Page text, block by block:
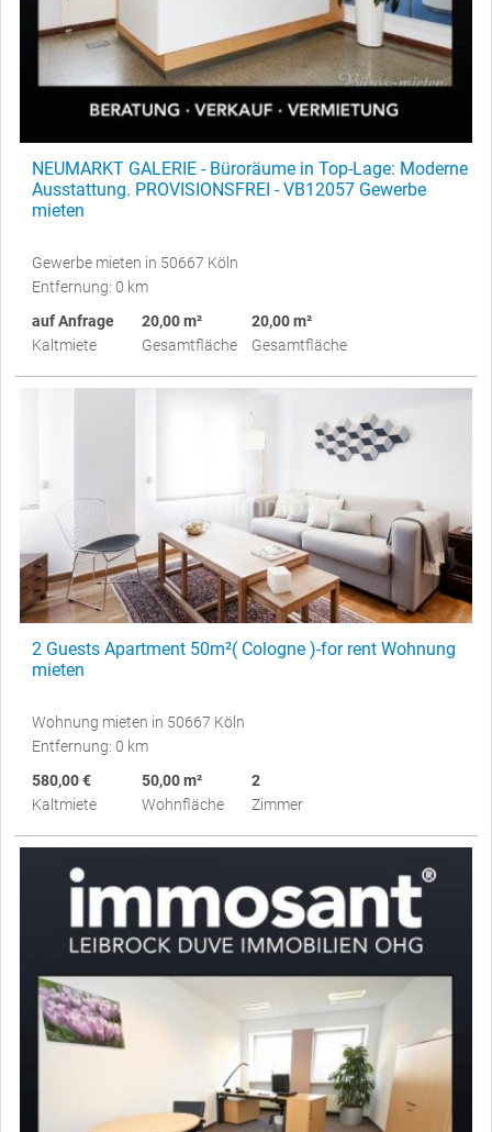
NEUMARKT GALERIE - Büroräume in Top-Lage: Moderne
Ausstattung. PROVISIONSFREI - VB12057 Gewerbe
mieten
Gewerbe mieten in 50667 Köln
Entfernung: 0 km
auf Anfrage
Kaltmiete
20,00 m²
Gesamtfläche
20,00 m²
Gesamtfläche
2 Guests Apartment 50m²( Cologne )-for rent Wohnung
mieten
Wohnung mieten in 50667 Köln
Entfernung: 0 km
580,00 €
Kaltmiete
50,00 m²
Wohnfläche
2
Zimmer